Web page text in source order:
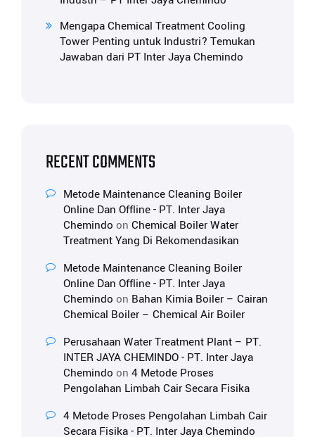
Mengapa Chemical Treatment Cooling
Tower Penting untuk Industri? Temukan
Jawaban dari PT Inter Jaya Chemindo
RECENT COMMENTS
Metode Maintenance Cleaning Boiler
Online Dan Offline - PT. Inter Jaya
Chemindo on Chemical Boiler Water
Treatment Yang Di Rekomendasikan
Metode Maintenance Cleaning Boiler
Online Dan Offline - PT. Inter Jaya
Chemindo on Bahan Kimia Boiler – Cairan
Chemical Boiler – Chemical Air Boiler
Perusahaan Water Treatment Plant – PT.
INTER JAYA CHEMINDO - PT. Inter Jaya
Chemindo on 4 Metode Proses
Pengolahan Limbah Cair Secara Fisika
4 Metode Proses Pengolahan Limbah Cair
Secara Fisika - PT. Inter Jaya Chemindo